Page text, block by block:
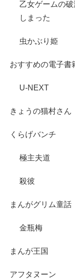
乙女ゲームの
しまった
虫かぶり姫
おすすめの電子書
U-NEXT
きょうの猫村さん
くらげバンチ
極主夫道
殺彼
まんがグリム童話
金瓶梅
まんが王国
アフタヌーン